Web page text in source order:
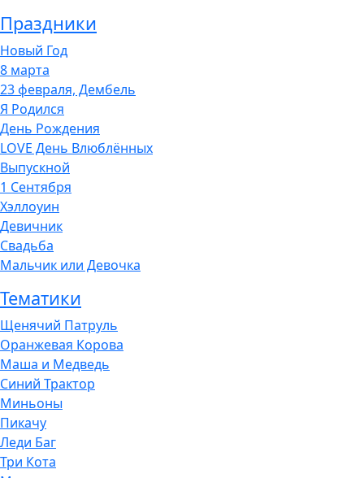
Праздники
Новый Год
8 марта
23 февраля, Дембель
Я Родился
День Рождения
LOVE День Влюблённых
Выпускной
1 Сентября
Хэллоуин
Девичник
Свадьба
Мальчик или Девочка
Тематики
Щенячий Патруль
Оранжевая Корова
Маша и Медведь
Синий Трактор
Миньоны
Пикачу
Леди Баг
Три Кота